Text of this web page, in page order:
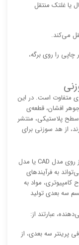
یا غلتک منتقل
می‌کند.
چاپی را روی برگه،
متفاوت است. در این
افشان، قطعه‌ی
پلاستیکی، منتشر
از هد سوزنی برای
چاپ سه بعدی به معنای ساخت یک شیء سه بعدی از روی مدل CAD یا مدل
به فرآیندهای
مواد به
سه بعدی تولید
عبارتند از:
پرینتر سه بعدی، از